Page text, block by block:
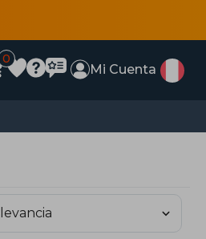
0
Mi Cuenta